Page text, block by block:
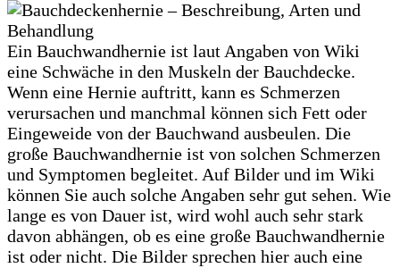
Ein Bauchwandhernie ist laut Angaben von Wiki
eine Schwäche in den Muskeln der Bauchdecke.
Wenn eine Hernie auftritt, kann es Schmerzen
verursachen und manchmal können sich Fett oder
Eingeweide von der Bauchwand ausbeulen. Die
große Bauchwandhernie ist von solchen Schmerzen
und Symptomen begleitet. Auf Bilder und im Wiki
können Sie auch solche Angaben sehr gut sehen. Wie
lange es von Dauer ist, wird wohl auch sehr stark
davon abhängen, ob es eine große Bauchwandhernie
ist oder nicht. Die Bilder sprechen hier auch eine